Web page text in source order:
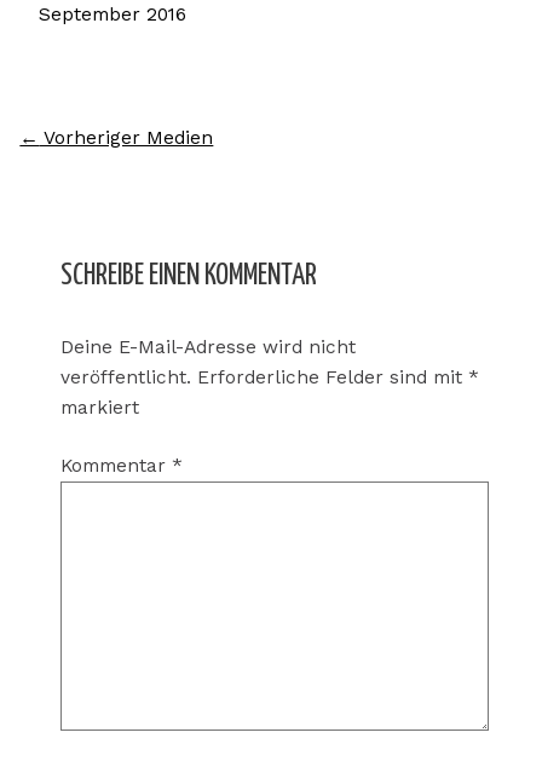
September 2016
← Vorheriger Medien
SCHREIBE EINEN KOMMENTAR
Deine E-Mail-Adresse wird nicht
veröffentlicht. Erforderliche Felder sind mit *
markiert
Kommentar *